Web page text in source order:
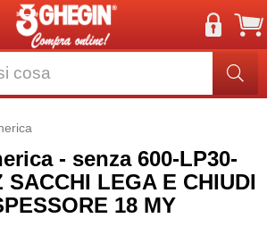
- senza 600-LP30-
SACCHI LEGA E CHIUDI
18 MY